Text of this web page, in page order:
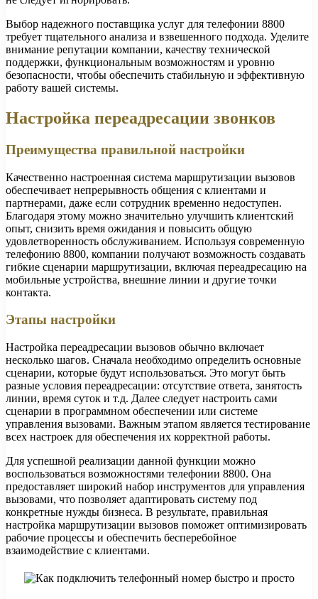
Выбор надежного поставщика услуг для телефонии 8800
требует тщательного анализа и взвешенного подхода. Уделите
внимание репутации компании, качеству технической
поддержки, функциональным возможностям и уровню
безопасности, чтобы обеспечить стабильную и эффективную
работу вашей системы.
Настройка переадресации звонков
Преимущества правильной настройки
Качественно настроенная система маршрутизации вызовов
обеспечивает непрерывность общения с клиентами и
партнерами, даже если сотрудник временно недоступен.
Благодаря этому можно значительно улучшить клиентский
опыт, снизить время ожидания и повысить общую
удовлетворенность обслуживанием. Используя современную
телефонию 8800, компании получают возможность создавать
гибкие сценарии маршрутизации, включая переадресацию на
мобильные устройства, внешние линии и другие точки
контакта.
Этапы настройки
Настройка переадресации вызовов обычно включает
несколько шагов. Сначала необходимо определить основные
сценарии, которые будут использоваться. Это могут быть
разные условия переадресации: отсутствие ответа, занятость
линии, время суток и т.д. Далее следует настроить сами
сценарии в программном обеспечении или системе
управления вызовами. Важным этапом является тестирование
всех настроек для обеспечения их корректной работы.
Для успешной реализации данной функции можно
воспользоваться возможностями телефонии 8800. Она
предоставляет широкий набор инструментов для управления
вызовами, что позволяет адаптировать систему под
конкретные нужды бизнеса. В результате, правильная
настройка маршрутизации вызовов поможет оптимизировать
рабочие процессы и обеспечить бесперебойное
взаимодействие с клиентами.